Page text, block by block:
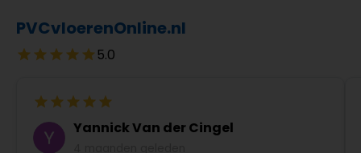
PVCvloerenOnline.nl
5.0
Yannick Van der Cingel